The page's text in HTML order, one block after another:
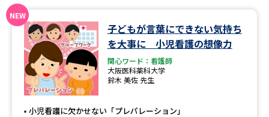
新増設大学・学部・学科特集
データサイエンス特集 奨学金・特待生制度特集
デジタルパンフレット 進路の３択
新学年スタート号特集ページ
（高3生用）
（高2生用）
子どもが言葉にできない気持ち
を大事に 小児看護の想像力
関心ワード：看護師
大阪医科薬科大学
鈴木 美佐 先生
小児看護に欠かせない「プレパレーション」